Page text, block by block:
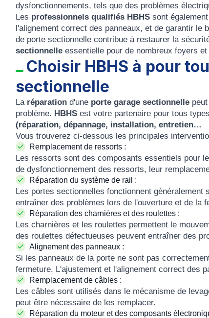
dysfonctionnements, tels que des problèmes
Les professionnels qualifiés HBHS sont
l'alignement correct des panneaux, et de garantir le
de porte sectionnelle contribue à restaurer la
sectionnelle essentielle pour de nombreux foyers
Choisir HBHS à pour
sectionnelle
La réparation d'une porte garage sectionnelle
problème. HBHS est votre partenaire pour tous
(réparation, dépannage, installation, entretien…
Vous trouverez ci-dessous les principales
Remplacement de ressorts :
Les ressorts sont des composants essentiels pour
de dysfonctionnement des ressorts, leur
Réparation du système de rail :
Les portes sectionnelles fonctionnent
entraîner des problèmes lors de l'ouverture et de la
Réparation des charnières et des roulettes :
Les charnières et les roulettes permettent le
des roulettes défectueuses peuvent entraîner des
Alignement des panneaux :
Si les panneaux de la porte ne sont pas
fermeture. L'ajustement et l'alignement correct des
Remplacement de câbles :
Les câbles sont utilisés dans le mécanisme de
peut être nécessaire de les remplacer.
Réparation du moteur et des composants